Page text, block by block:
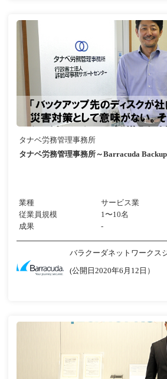
タナベ労務管理事務所
タナベ労務管理事務所～Barracuda
業種
サービス業
従業員規模
1〜10名
成果
-
バラクーダネットワークス
(公開日2020年6月12日）